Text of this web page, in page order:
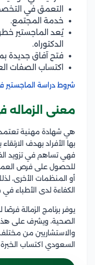
التعمق في
خدمة المجتمع.
يُعد الماجستير
الدكتوراه.
فتح آفاق جديدة
اكتساب الصفات
شروط دراسة الماجستير
معنى الزماله
هي شهادة مهنية تعتمد
بها الأفراد بهدف
فهي تساهم في تزويد
للحصول على فرص
أو المنظمات الأخرى،
الكفاءة لدى الأطباء
يوفر برنامج الزمالة
الصحية، ويشرف على
والاستشاريين من
السعودي اكتساب الخبرة